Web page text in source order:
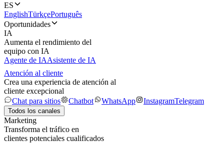
ES
EnglishTürkçePortuguês
Oportunidades
IA
Aumenta el rendimiento del
equipo con IA
Agente de IAAsistente de IA
Atención al cliente
Crea una experiencia de atención al
cliente excepcional
Chat para sitios
Chatbot WhatsApp InstagramTelegram
Todos los canales
Marketing
Transforma el tráfico en
clientes potenciales cualificados